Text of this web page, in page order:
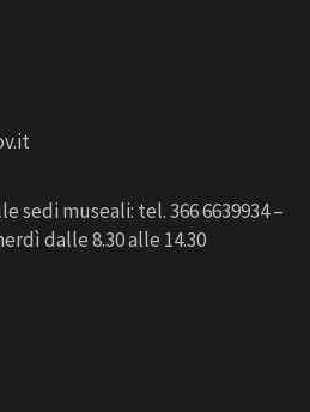
sedi museali: tel. 366 6639934 –
dalle 8.30 alle 14.30